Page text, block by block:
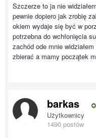
Szczerze to ja nie
pewnie dopiero jak zrobię
okiem wydaje się być w
potrzebna do wchłonięcia
zachód ode mnie
zbierać a mamy początek
barkas
Użytkownicy
1490 postów